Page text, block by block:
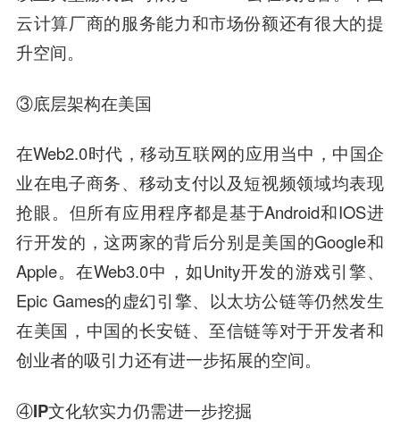
云计算厂商的服务能力和市场份额还有很大的提
升空间。
③底层架构在美国
在Web2.0时代，移动互联网的应用当中，中国企
业在电子商务、移动支付以及短视频领域均表现
抢眼。但所有应用程序都是基于Android和IOS进
行开发的，这两家的背后分别是美国的Google和
Apple。在Web3.0中，如Unity开发的游戏引擎、
Epic Games的虚幻引擎、以太坊公链等仍然发生
在美国，中国的长安链、至信链等对于开发者和
创业者的吸引力还有进一步拓展的空间。
④IP文化软实力仍需进一步挖掘